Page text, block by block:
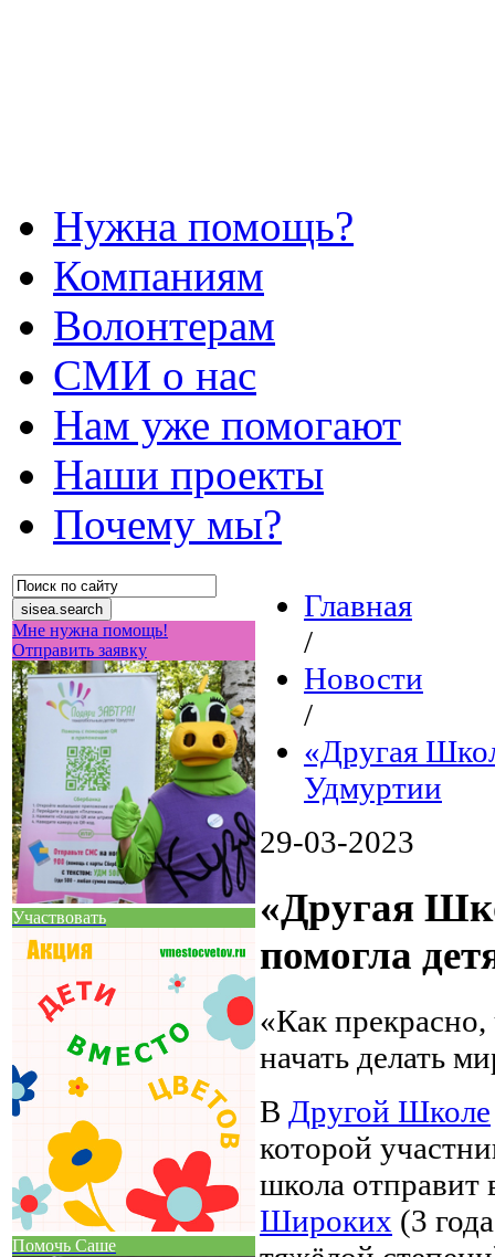
Нужна помощь?
Компаниям
Волонтерам
СМИ о нас
Нам уже помогают
Наши проекты
Почему мы?
Мне нужна помощь!
Отправить заявку
Участвовать
Помочь Саше
Главная
/
Новости
/
«Другая
Удмуртии
29-03-2023
«Другая
помогла
«Как
начать делать
В Другой Школе
которой
школа
Широких (3